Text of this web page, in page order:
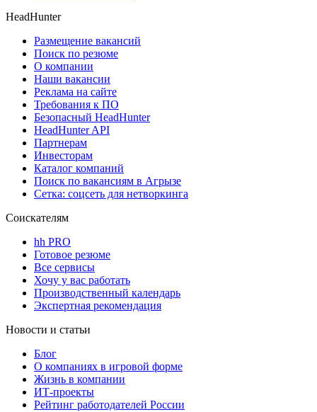
HeadHunter
Размещение вакансий
Поиск по резюме
О компании
Наши вакансии
Реклама на сайте
Требования к ПО
Безопасный HeadHunter
HeadHunter API
Партнерам
Инвесторам
Каталог компаний
Поиск по вакансиям в Агрызе
Сетка: соцсеть для нетворкинга
Соискателям
hh PRO
Готовое резюме
Все сервисы
Хочу у вас работать
Производственный календарь
Экспертная рекомендация
Новости и статьи
Блог
О компаниях в игровой форме
Жизнь в компании
ИТ-проекты
Рейтинг работодателей России